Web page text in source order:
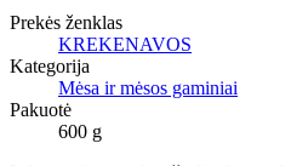
Prekės ženklas
KREKENAVOS
Kategorija
Mėsa ir mėsos gaminiai
Pakuotė
600 g